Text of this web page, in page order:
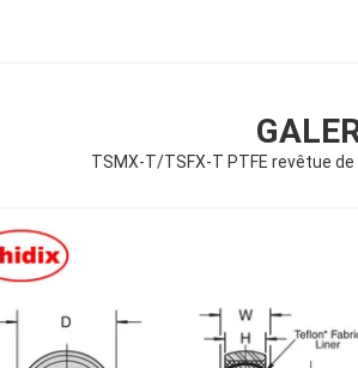
TSMX-T/TSFX-T PTFE revêtue